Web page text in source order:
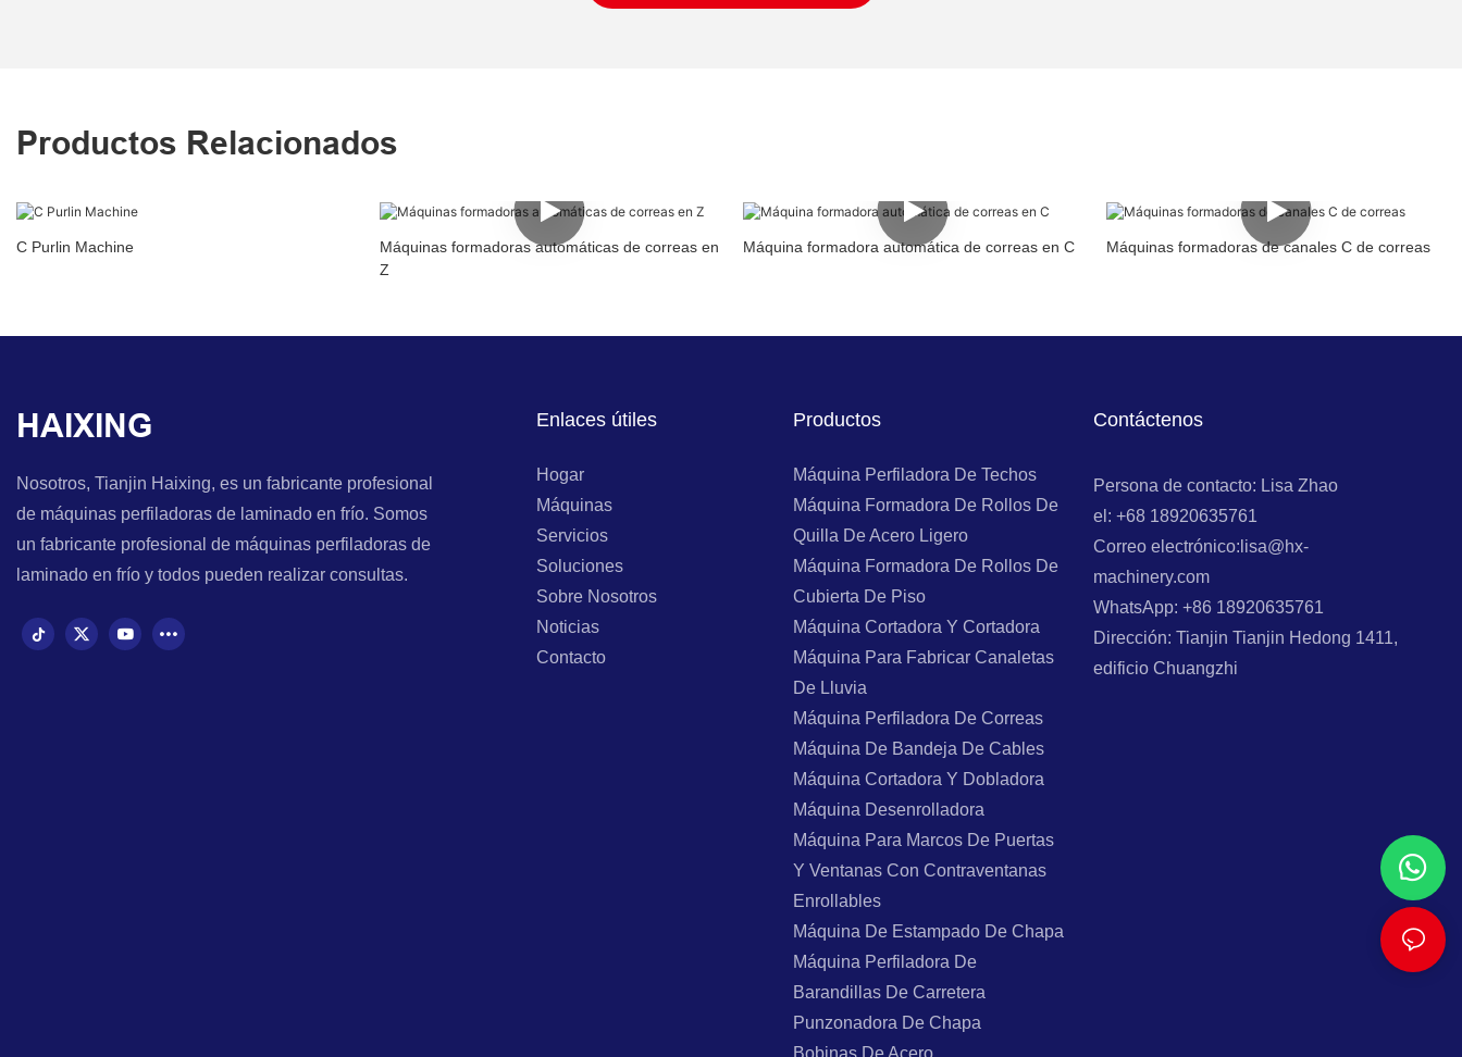
Productos Relacionados
C Purlin Machine
Máquinas formadoras automáticas de correas en
Z
Máquina formadora automática de correas en C Máquinas formadoras de canales C de correas
HAIXING
Nosotros, Tianjin Haixing, es un fabricante profesional
de máquinas perfiladoras de laminado en frío. Somos
un fabricante profesional de máquinas perfiladoras de
laminado en frío y todos pueden realizar consultas.
Enlaces útiles
Hogar
Máquinas
Servicios
Soluciones
Sobre Nosotros
Noticias
Contacto
Productos
Máquina Perfiladora De Techos
Máquina Formadora De Rollos De
Quilla De Acero Ligero
Máquina Formadora De Rollos De
Cubierta De Piso
Máquina Cortadora Y Cortadora
Máquina Para Fabricar Canaletas
De Lluvia
Máquina Perfiladora De Correas
Máquina De Bandeja De Cables
Máquina Cortadora Y Dobladora
Máquina Desenrolladora
Máquina Para Marcos De Puertas
Y Ventanas Con Contraventanas
Enrollables
Máquina De Estampado De Chapa
Máquina Perfiladora De
Barandillas De Carretera
Punzonadora De Chapa
Contáctenos
Persona de contacto: Lisa Zhao
el: +68 18920635761
Correo electrónico:lisa@hx-
machinery.com
WhatsApp: +86 18920635761
Dirección: Tianjin Tianjin Hedong 1411,
edificio Chuangzhi